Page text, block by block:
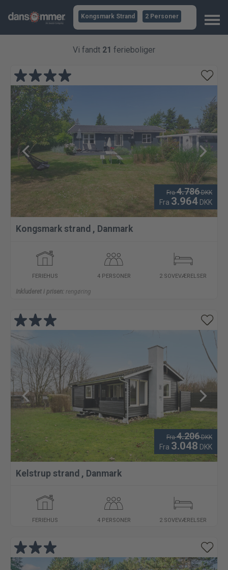
Kongsmark Strand 2 Personer
Vi fandt 21 ferieboliger
Fra4.786 DKK
Fra 3.964 DKK
Kongsmark strand , Danmark
FERIEHUS 4 PERSONER 2 SOVEVÆRELSER
Inkluderet i prisen: rengøring
Fra4.206 DKK
Fra 3.048 DKK
Kelstrup strand , Danmark
FERIEHUS 4 PERSONER 2 SOVEVÆRELSER